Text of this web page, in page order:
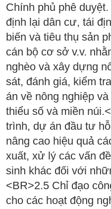
Chính phủ phê
định lại dân cư, tái
biến và tiêu thụ sản
cán bộ cơ sở v.v.
nghèo và xây dựng
sát, đánh giá, kiểm
án về nông nghiệp
thiểu số và miền
trình, dự án đầu tư
nâng cao hiệu quả
xuất, xử lý các vấn
sinh khác đối với
<BR>2.5 Chỉ đạo
cho các hoạt động